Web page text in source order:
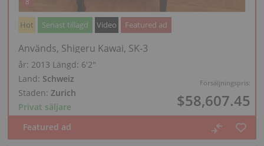
Försäljningspris:
$58,607.45
Hot Senast tillagd Video Featured ad
Används, Shigeru Kawai, SK-3
år: 2013 Längd: 6′2″
Land: Schweiz
Staden: Zurich
Privat säljare